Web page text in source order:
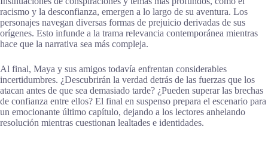
racismo y la desconfianza, emergen a lo largo de su aventura. Los
personajes navegan diversas formas de prejuicio derivadas de sus
orígenes. Esto infunde a la trama relevancia contemporánea mientras
hace que la narrativa sea más compleja.
Al final, Maya y sus amigos todavía enfrentan considerables
incertidumbres. ¿Descubrirán la verdad detrás de las fuerzas que los
atacan antes de que sea demasiado tarde? ¿Pueden superar las brechas
de confianza entre ellos? El final en suspenso prepara el escenario para
un emocionante último capítulo, dejando a los lectores anhelando
resolución mientras cuestionan lealtades e identidades.